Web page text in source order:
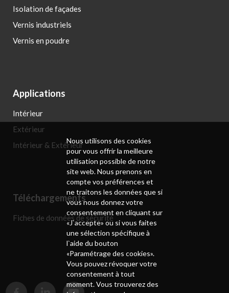
Isolation de façades
Vernis industriels
Vernis en poudre
Applications
Intérieur
Extérieur
Intérieur & Extérieur
Téléchargements
Fiches de données de sécurité
Nous utilisons des cookies
pour vous offrir la meilleure
utilisation possible de notre
site web. Nous prenons en
compte vos préférences et
ne traitons les données que si
vous nous donnez votre
consentement en cliquant sur
«J`accepte» ou si vous faites
une sélection spécifique à
l`aide du bouton
«Paramétrage des cookies».
Vous pouvez révoquer votre
consentement à tout
moment. Vous trouverez des